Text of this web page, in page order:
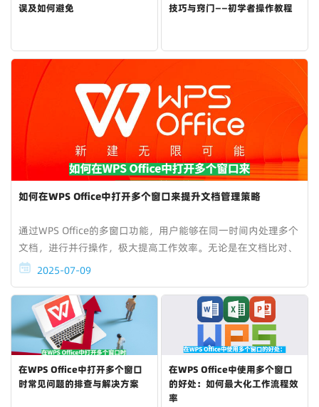
误及如何避免
技巧与窍门——初学者操作教程
如何在WPS Office中打开多个窗口来提升文档管理策略
通过WPS Office的多窗口功能，用户能够在同一时间内处理多个
文档，进行并行操作，极大提高工作效率。无论是在文档比对、
数据处理、演示制作，还是多任务处理和文档协作，WPS Office
2025-07-09
在WPS Office中打开多个窗口
时常见问题的排查与解决方案
在WPS Office中使用多个窗口
的好处：如何最大化工作流程效
率